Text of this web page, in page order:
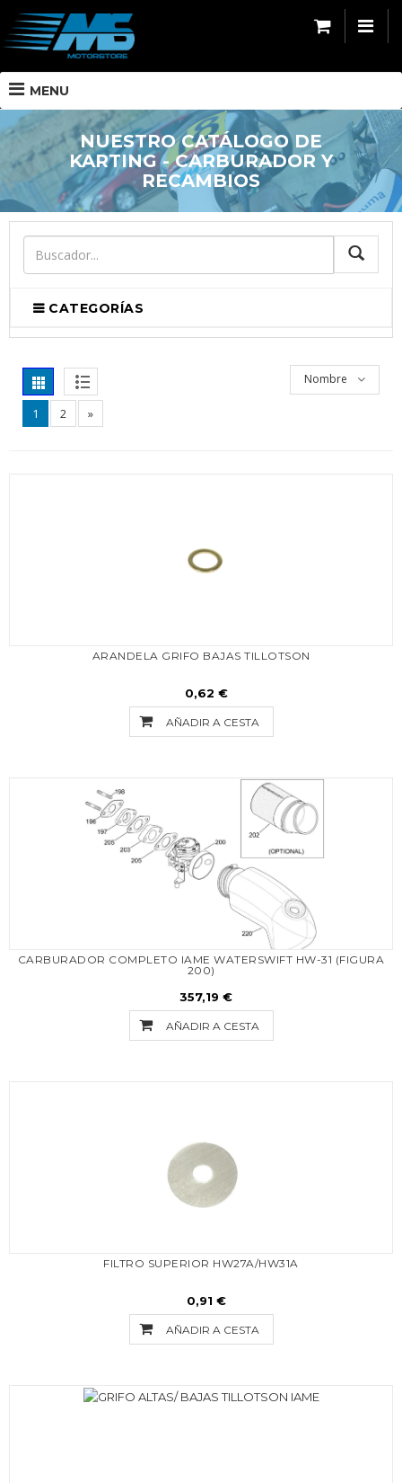
MENU
NUESTRO CATÁLOGO DE
KARTING - CARBURADOR Y
RECAMBIOS
CATEGORÍAS
Nombre
1 2 »
ARANDELA GRIFO BAJAS TILLOTSON
0,62 €
AÑADIR A CESTA
CARBURADOR COMPLETO IAME WATERSWIFT HW-31 (FIGURA
200)
357,19 €
AÑADIR A CESTA
FILTRO SUPERIOR HW27A/HW31A
0,91 €
AÑADIR A CESTA